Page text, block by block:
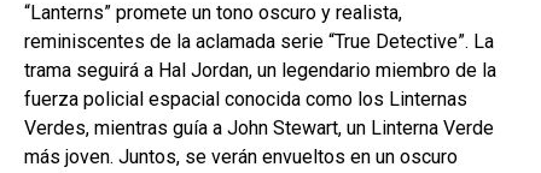
“Lanterns” promete un tono oscuro y realista,
reminiscentes de la aclamada serie “True Detective”. La
trama seguirá a Hal Jordan, un legendario miembro de la
fuerza policial espacial conocida como los Linternas
Verdes, mientras guía a John Stewart, un Linterna Verde
más joven. Juntos, se verán envueltos en un oscuro